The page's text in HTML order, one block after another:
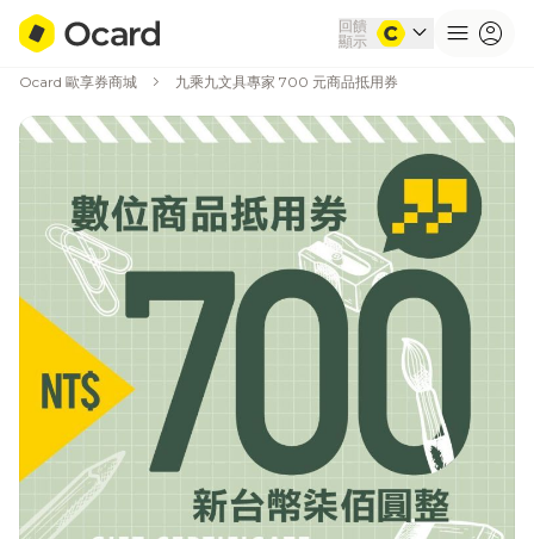
回饋
顯示
expand_more menu account_circle
Ocard 歐享券商城 chevron_right 九乘九文具專家 700 元商品抵用券